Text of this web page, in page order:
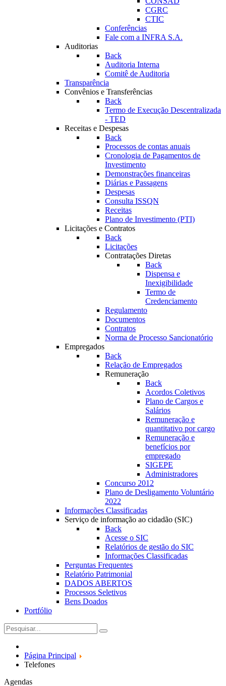
CGRC
CTIC
Conferências
Fale com a INFRA S.A.
Auditorias
Back
Auditoria Interna
Comitê de Auditoria
Transparência
Convênios e Transferências
Back
Termo de Execução Descentralizada
- TED
Receitas e Despesas
Back
Processos de contas anuais
Cronologia de Pagamentos de
Investimento
Demonstrações financeiras
Diárias e Passagens
Despesas
Consulta ISSQN
Receitas
Plano de Investimento (PTI)
Licitações e Contratos
Back
Licitações
Contratações Diretas
Back
Dispensa e
Inexigibilidade
Termo de
Credenciamento
Regulamento
Documentos
Contratos
Norma de Processo Sancionatório
Empregados
Back
Relação de Empregados
Remuneração
Back
Acordos Coletivos
Plano de Cargos e
Salários
Remuneração e
quantitativo por cargo
Remuneração e
benefícios por
empregado
SIGEPE
Administradores
Concurso 2012
Plano de Desligamento Voluntário
2022
Informações Classificadas
Serviço de informação ao cidadão (SIC)
Back
Acesse o SIC
Relatórios de gestão do SIC
Informações Classificadas
Perguntas Frequentes
Relatório Patrimonial
DADOS ABERTOS
Processos Seletivos
Bens Doados
Portfólio
Página Principal
Telefones
Agendas